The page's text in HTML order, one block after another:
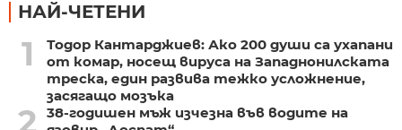
НАЙ-ЧЕТЕНИ
1
Тодор Кантарджиев: Ако 200 души са ухапани
от комар, носещ вируса на Западнонилската
треска, един развива тежко усложнение,
засягащо мозъка
38-годишен мъж изчезна във водите на